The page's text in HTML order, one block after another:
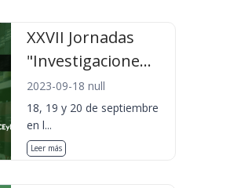
XXVII Jornadas
"Investigacione...
2023-09-18 null
18, 19 y 20 de septiembre
en l...
Leer más